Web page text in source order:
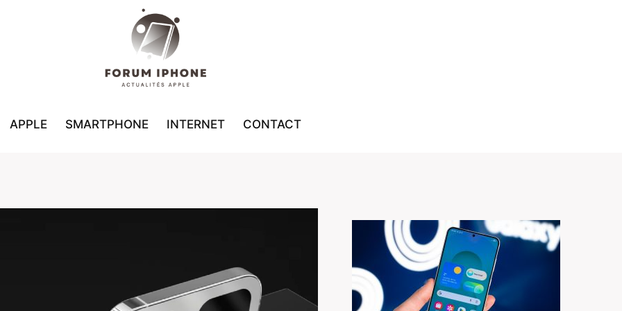
APPLE SMARTPHONE INTERNET CONTACT